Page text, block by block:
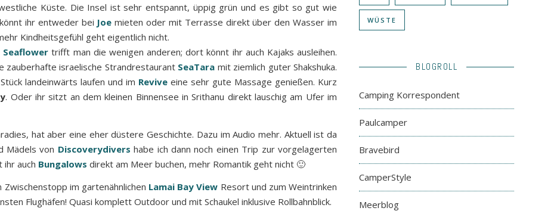
Küste. Die Insel ist sehr entspannt, üppig grün und es gibt so gut wie
ihr entweder bei Joe mieten oder mit Terrasse direkt über den Wasser im
Kindheitsgefühl geht eigentlich nicht.
Seaflower trifft man die wenigen anderen; dort könnt ihr auch Kajaks ausleihen.
zauberhafte israelische Strandrestaurant SeaTara mit ziemlich guter Shakshuka.
landeinwärts laufen und im Revive eine sehr gute Massage genießen. Kurz
. Oder ihr sitzt an dem kleinen Binnensee in Srithanu direkt lauschig am Ufer im
hat aber eine eher düstere Geschichte. Dazu im Audio mehr. Aktuell ist da
Mädels von Discoverydivers habe ich dann noch einen Trip zur vorgelagerten
ihr auch Bungalows direkt am Meer buchen, mehr Romantik geht nicht 🙂
im gartenähnlichen Lamai Bay View Resort und zum Weintrinken
Flughäfen! Quasi komplett Outdoor und mit Schaukel inklusive Rollbahnblick.
WÜSTE
BLOGROLL
Camping Korrespondent
Paulcamper
Bravebird
CamperStyle
Meerblog